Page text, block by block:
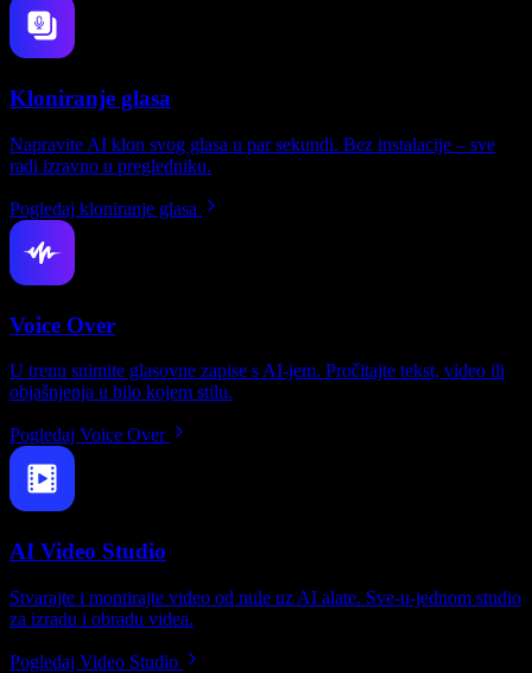
Kloniranje glasa
Napravite AI klon svog glasa u par sekundi. Bez instalacije – sve
radi izravno u pregledniku.
Pogledaj kloniranje glasa
Voice Over
U trenu snimite glasovne zapise s AI-jem. Pročitajte tekst, video ili
objašnjenja u bilo kojem stilu.
Pogledaj Voice Over
AI Video Studio
Stvarajte i montirajte video od nule uz AI alate. Sve-u-jednom studio
za izradu i obradu videa.
Pogledaj Video Studio